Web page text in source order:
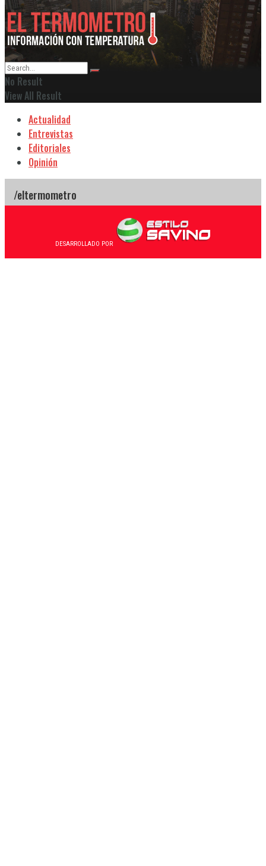
No Result
View All Result
Actualidad
Entrevistas
Editoriales
Opinión
DESARROLLADO POR